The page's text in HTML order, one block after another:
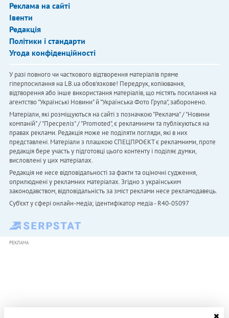
Реклама на сайті
Івенти
Редакція
Політики і стандарти
Угода конфіденційності
У разі повного чи часткового відтворення матеріалів пряме
гіперпосилання на LB.ua обов'язкове! Передрук, копіювання,
відтворення або інше використання матеріалів, що містять посилання на
агентство "Українськi Новини" й "Українська Фото Група", заборонено.
Матеріали, які розміщуються на сайті з позначкою "Реклама" / "Новини
компаній" / "Пресреліз" / "Promoted", є рекламними та публікуються на
правах реклами. Редакція може не поділяти погляди, які в них
представлені. Матеріали з плашкою СПЕЦПРОЄКТ є рекламними, проте
редакція бере участь у підготовці цього контенту і поділяє думки,
висловлені у цих матеріалах.
Редакція не несе відповідальності за факти та оціночні судження,
оприлюднені у рекламних матеріалах. Згідно з українським
законодавством, відповідальність за зміст реклами несе рекламодавець.
Cуб'єкт у сфері онлайн-медіа; ідентифікатор медіа - R40-05097
РЕКЛАМА